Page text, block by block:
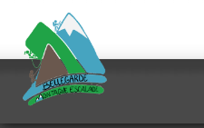
Panneau de gestion des cookies